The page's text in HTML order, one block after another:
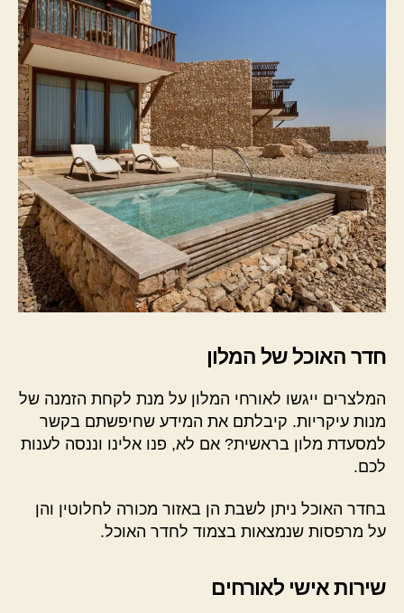
חדר האוכל של המלון
המלצרים ייגשו לאורחי המלון על מנת לקחת הזמנה של
מנות עיקריות. קיבלתם את המידע שחיפשתם בקשר
למסעדת מלון בראשית? אם לא, פנו אלינו וננסה לענות
לכם.
בחדר האוכל ניתן לשבת הן באזור מכורה לחלוטין והן
על מרפסות שנמצאות בצמוד לחדר האוכל.
שירות אישי לאורחים